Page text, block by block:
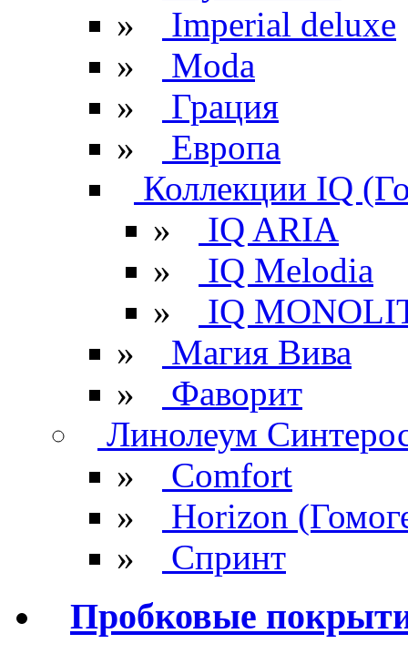
»
Imperial deluxe
»
Moda
»
Грация
»
Европа
Коллекции IQ
»
IQ ARIA
»
IQ Melodia
»
IQ
»
Магия Вива
»
Фаворит
Линолеум
»
Comfort
»
Horizon
»
Спринт
Пробковые